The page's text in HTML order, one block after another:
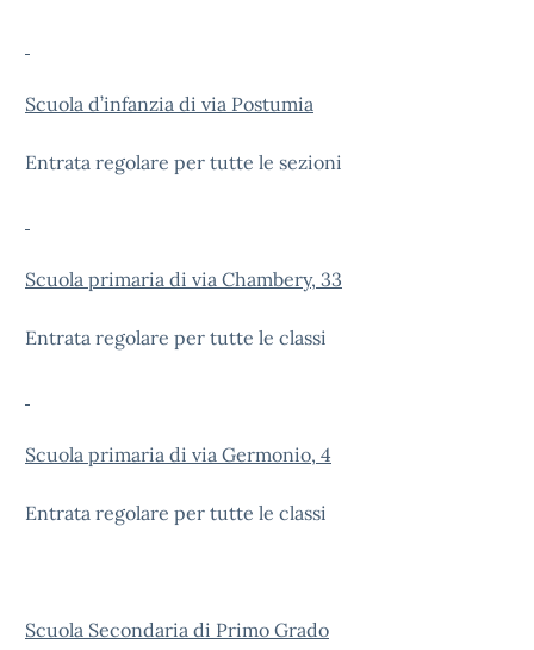
Scuola d’infanzia di via Postumia
Entrata regolare per tutte le sezioni
Scuola primaria di via Chambery, 33
Entrata regolare per tutte le classi
Scuola primaria di via Germonio, 4
Entrata regolare per tutte le classi
Scuola Secondaria di Primo Grado